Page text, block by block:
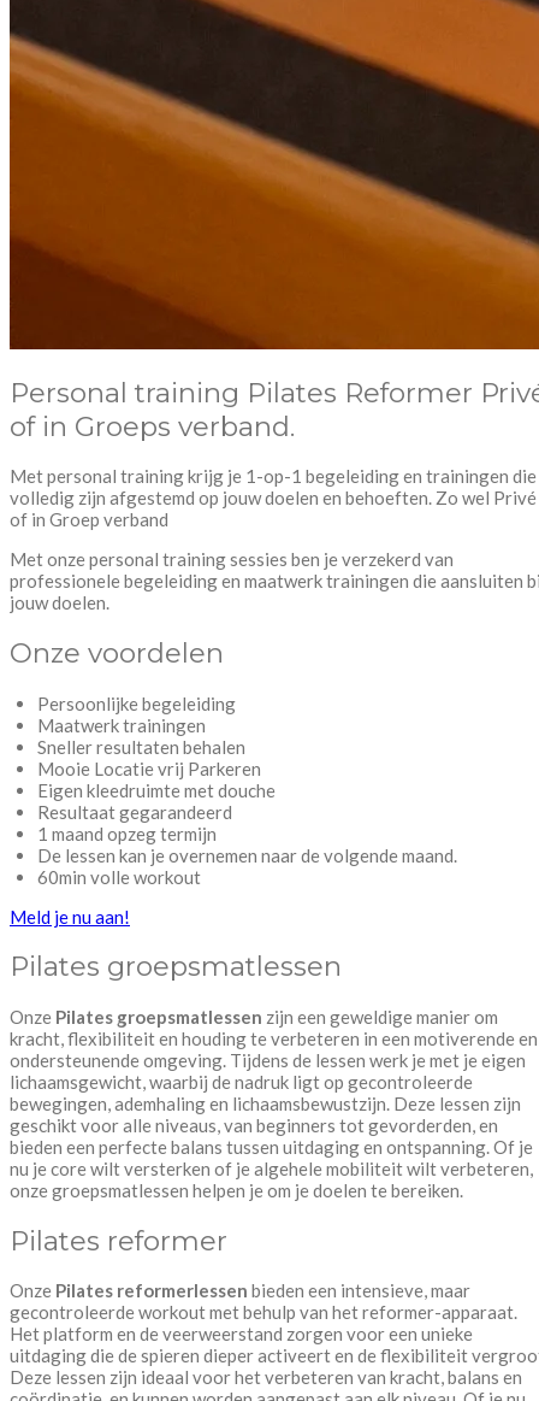
Personal training Pilates Reformer
of in Groeps verband.
Met personal training krijg je 1-op-1 begeleiding en trainingen die
volledig zijn afgestemd op jouw doelen en behoeften. Zo wel Privé
of in Groep verband
Met onze personal training sessies ben je verzekerd van
professionele begeleiding en maatwerk trainingen die aansluiten
jouw doelen.
Onze voordelen
Persoonlijke begeleiding
Maatwerk trainingen
Sneller resultaten behalen
Mooie Locatie vrij Parkeren
Eigen kleedruimte met douche
Resultaat gegarandeerd
1 maand opzeg termijn
De lessen kan je overnemen naar de volgende maand.
60min volle workout
Meld je nu aan!
Pilates groepsmatlessen
Onze Pilates groepsmatlessen zijn een geweldige manier om
kracht, flexibiliteit en houding te verbeteren in een motiverende en
ondersteunende omgeving. Tijdens de lessen werk je met je eigen
lichaamsgewicht, waarbij de nadruk ligt op gecontroleerde
bewegingen, ademhaling en lichaamsbewustzijn. Deze lessen zijn
geschikt voor alle niveaus, van beginners tot gevorderden, en
bieden een perfecte balans tussen uitdaging en ontspanning. Of je
nu je core wilt versterken of je algehele mobiliteit wilt verbeteren,
onze groepsmatlessen helpen je om je doelen te bereiken.
Pilates reformer
Onze Pilates reformerlessen bieden een intensieve, maar
gecontroleerde workout met behulp van het reformer-apparaat.
Het platform en de veerweerstand zorgen voor een unieke
uitdaging die de spieren dieper activeert en de flexibiliteit
Deze lessen zijn ideaal voor het verbeteren van kracht, balans en